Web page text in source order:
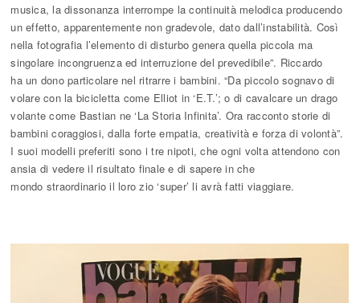
musica, la dissonanza interrompe la continuità melodica producendo
un effetto, apparentemente non gradevole, dato dall’instabilità. Così
nella fotografia l’elemento di disturbo genera quella piccola ma
singolare incongruenza ed interruzione del prevedibile”. Riccardo
ha un dono particolare nel ritrarre i bambini. “Da piccolo sognavo di
volare con la bicicletta come Elliot in ‘E.T.’; o di cavalcare un drago
volante come Bastian ne ‘La Storia Infinita’. Ora racconto storie di
bambini coraggiosi, dalla forte empatia, creatività e forza di volontà”.
I suoi modelli preferiti sono i tre nipoti, che ogni volta attendono con
ansia di vedere il risultato finale e di sapere in che
mondo straordinario il loro zio ‘super’ li avrà fatti viaggiare.